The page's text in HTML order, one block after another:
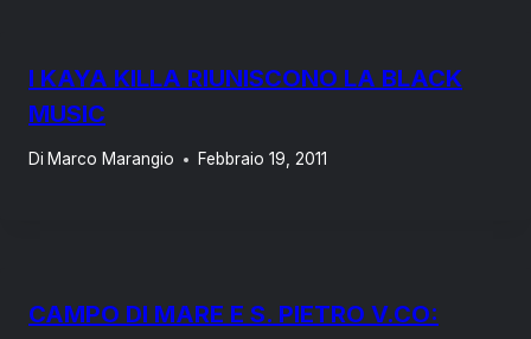
I KAYA KILLA RIUNISCONO LA BLACK
MUSIC
Di Marco Marangio Febbraio 19, 2011
CAMPO DI MARE E S. PIETRO V.CO: